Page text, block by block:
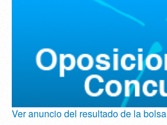
Ver anuncio del resultado de la bolsa